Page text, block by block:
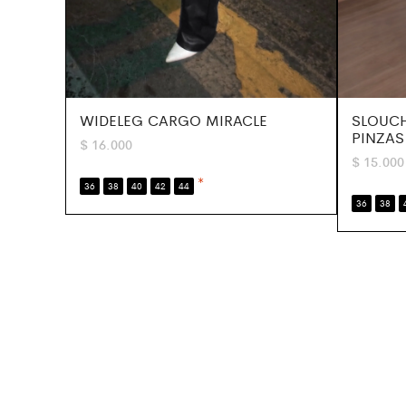
WIDELEG CARGO MIRACLE
$ 16.000
36 38 40 42 44 *
PINZAS
$ 15.000
36 38